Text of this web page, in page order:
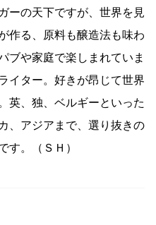
ーの天下ですが、世界を見
作る、原料も醸造法も味わ
ブや家庭で楽しまれていま
イター。好きが昂じて世界
英、独、ベルギーといった
、アジアまで、選り抜きの
す。（ＳＨ）